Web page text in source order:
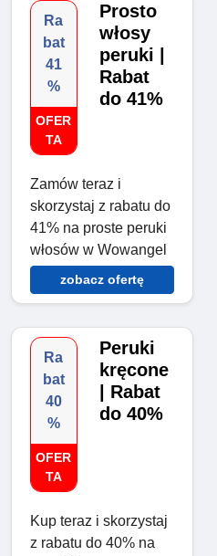
Ra
bat
41
%
OFER
TA
Prosto
włosy
peruki |
Rabat
do 41%
Zamów teraz i
skorzystaj z rabatu do
41% na proste peruki
włosów w Wowangel
zobacz ofertę
Ra
bat
40
%
OFER
TA
Peruki
kręcone
| Rabat
do 40%
Kup teraz i skorzystaj
z rabatu do 40% na